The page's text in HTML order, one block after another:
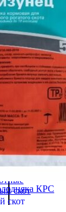
препараты
средство
стредство
для птиц
скот
скот
КРС